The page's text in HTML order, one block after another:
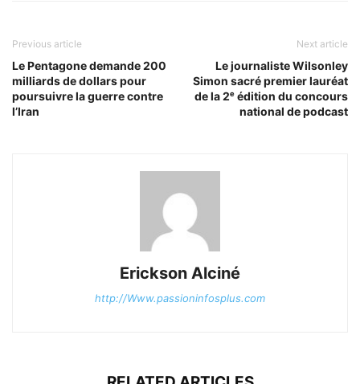
Previous article
Le Pentagone demande 200
milliards de dollars pour
poursuivre la guerre contre
l’Iran
Next article
Le journaliste Wilsonley
Simon sacré premier lauréat
de la 2ᵉ édition du concours
national de podcast
Erickson Alciné
http://Www.passioninfosplus.com